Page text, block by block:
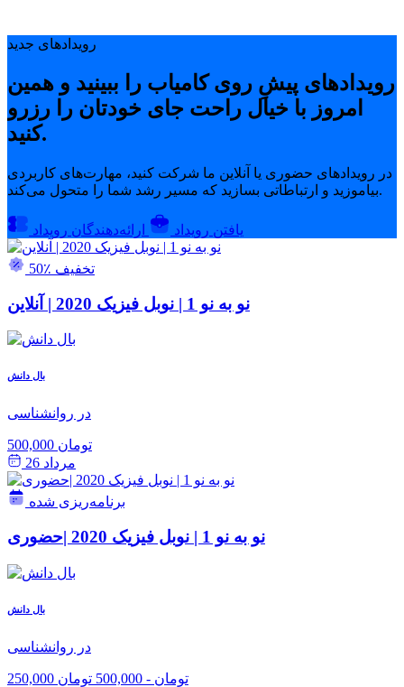
رویدادهای جدید
رویدادهای پیشِ روی کامیاب را ببینید و همین
امروز با خیال راحت جای خودتان را رزرو
کنید.
در رویدادهای حضوری یا آنلاین ما شرکت کنید، مهارت‌های کاربردی
بیاموزید و ارتباطاتی بسازید که مسیر رشد شما را متحول می‌کند.
یافتن رویداد ارائه‌دهندگان رویداد
50٪ تخفیف
نو به نو 1 | نوبل فیزیک 2020 | آنلاین
بال دانش
در روانشناسی
500,000 تومان
مرداد 26
برنامه‌ریزی شده
نو به نو 1 | نوبل فیزیک 2020 |حضوری
بال دانش
در روانشناسی
250,000 تومان - 500,000 تومان